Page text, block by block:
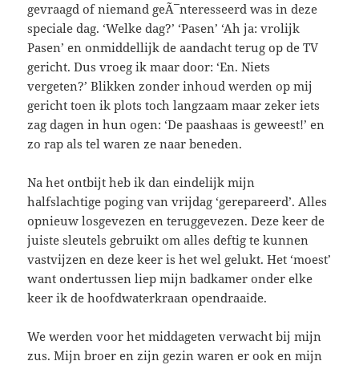
gevraagd of niemand geÃ¯nteresseerd was in deze
speciale dag. ‘Welke dag?’ ‘Pasen’ ‘Ah ja: vrolijk
Pasen’ en onmiddellijk de aandacht terug op de TV
gericht. Dus vroeg ik maar door: ‘En. Niets
vergeten?’ Blikken zonder inhoud werden op mij
gericht toen ik plots toch langzaam maar zeker iets
zag dagen in hun ogen: ‘De paashaas is geweest!’ en
zo rap als tel waren ze naar beneden.
Na het ontbijt heb ik dan eindelijk mijn
halfslachtige poging van vrijdag ‘gerepareerd’. Alles
opnieuw losgevezen en teruggevezen. Deze keer de
juiste sleutels gebruikt om alles deftig te kunnen
vastvijzen en deze keer is het wel gelukt. Het ‘moest’
want ondertussen liep mijn badkamer onder elke
keer ik de hoofdwaterkraan opendraaide.
We werden voor het middageten verwacht bij mijn
zus. Mijn broer en zijn gezin waren er ook en mijn